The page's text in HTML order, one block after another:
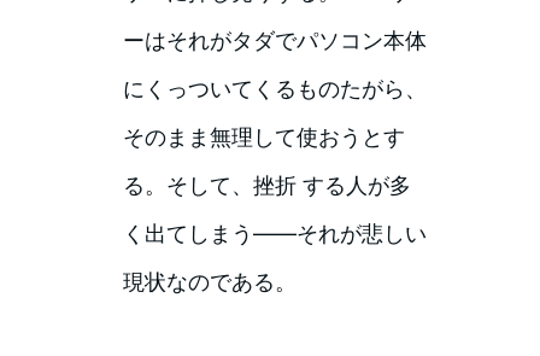
ーはそれがタダでパソコン本体
にくっついてくるものたがら、
そのまま無理して使おうとす
る。そして、挫折 する人が多
く出てしまう――それが悲しい
現状なのである。